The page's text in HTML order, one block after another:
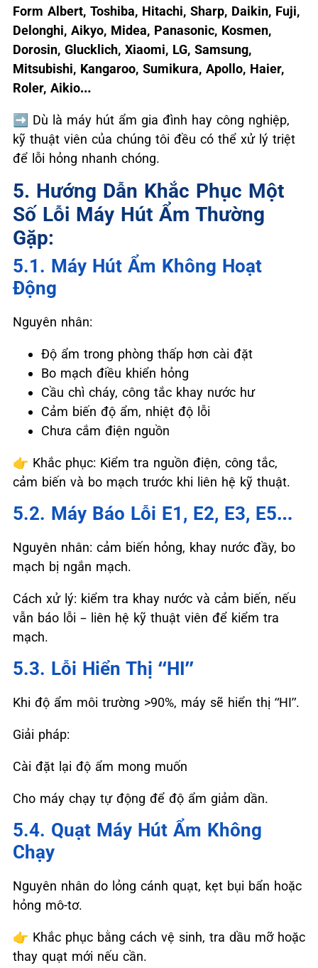
Form Albert, Toshiba, Hitachi, Sharp, Daikin, Fuji,
Delonghi, Aikyo, Midea, Panasonic, Kosmen,
Dorosin, Glucklich, Xiaomi, LG, Samsung,
Mitsubishi, Kangaroo, Sumikura, Apollo, Haier,
Roler, Aikio…
➡️ Dù là máy hút ẩm gia đình hay công nghiệp,
kỹ thuật viên của chúng tôi đều có thể xử lý triệt
để lỗi hỏng nhanh chóng.
5. Hướng Dẫn Khắc Phục Một
Số Lỗi Máy Hút Ẩm Thường
Gặp:
5.1. Máy Hút Ẩm Không Hoạt
Động
Nguyên nhân:
Độ ẩm trong phòng thấp hơn cài đặt
Bo mạch điều khiển hỏng
Cầu chì cháy, công tắc khay nước hư
Cảm biến độ ẩm, nhiệt độ lỗi
Chưa cắm điện nguồn
👉 Khắc phục: Kiểm tra nguồn điện, công tắc,
cảm biến và bo mạch trước khi liên hệ kỹ thuật.
5.2. Máy Báo Lỗi E1, E2, E3, E5…
Nguyên nhân: cảm biến hỏng, khay nước đầy, bo
mạch bị ngắn mạch.
Cách xử lý: kiểm tra khay nước và cảm biến, nếu
vẫn báo lỗi – liên hệ kỹ thuật viên để kiểm tra
mạch.
5.3. Lỗi Hiển Thị “HI”
Khi độ ẩm môi trường >90%, máy sẽ hiển thị “HI”.
Giải pháp:
Cài đặt lại độ ẩm mong muốn
Cho máy chạy tự động để độ ẩm giảm dần.
5.4. Quạt Máy Hút Ẩm Không
Chạy
Nguyên nhân do lỏng cánh quạt, kẹt bụi bẩn hoặc
hỏng mô-tơ.
👉 Khắc phục bằng cách vệ sinh, tra dầu mỡ hoặc
thay quạt mới nếu cần.